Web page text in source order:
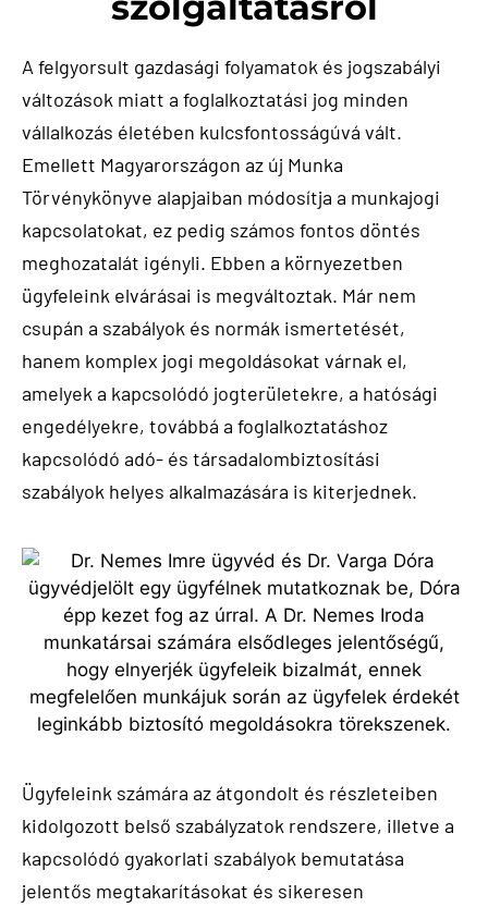
A felgyorsult gazdasági folyamatok és jogszabályi
változások miatt a foglalkoztatási jog minden
vállalkozás életében kulcsfontosságúvá vált.
Emellett Magyarországon az új Munka
Törvénykönyve alapjaiban módosítja a munkajogi
kapcsolatokat, ez pedig számos fontos döntés
meghozatalát igényli. Ebben a környezetben
ügyfeleink elvárásai is megváltoztak. Már nem
csupán a szabályok és normák ismertetését,
hanem komplex jogi megoldásokat várnak el,
amelyek a kapcsolódó jogterületekre, a hatósági
engedélyekre, továbbá a foglalkoztatáshoz
kapcsolódó adó- és társadalombiztosítási
szabályok helyes alkalmazására is kiterjednek.
Ügyfeleink számára az átgondolt és részleteiben
kidolgozott belső szabályzatok rendszere, illetve a
kapcsolódó gyakorlati szabályok bemutatása
jelentős megtakarításokat és sikeresen